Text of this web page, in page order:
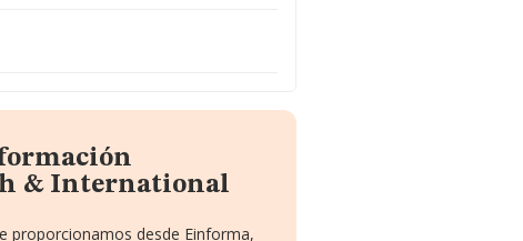
& International
proporcionamos desde Einforma,